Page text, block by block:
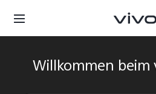
Willkommen